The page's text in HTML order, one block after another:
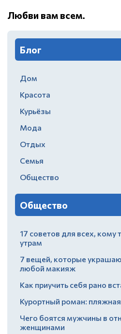
Любви вам всем.
Блог
Дом
Красота
Курьёзы
Мода
Отдых
Семья
Общество
Общество
17 советов для всех, кому
утрам
7 вещей, которые
любой макияж
Как приучить себя рано
Курортный роман:
Чего боятся мужчины в
женщинами